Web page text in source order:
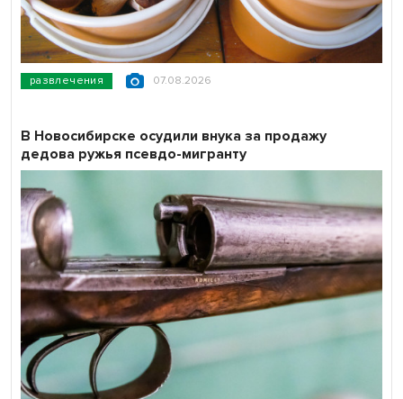
развлечения 07.08.2026
В Новосибирске осудили внука за продажу
дедова ружья псевдо-мигранту